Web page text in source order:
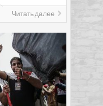
Читать далее